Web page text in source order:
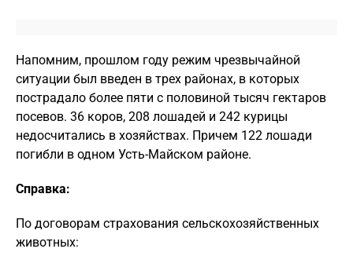
Напомним, прошлом году режим чрезвычайной
ситуации был введен в трех районах, в которых
пострадало более пяти с половиной тысяч гектаров
посевов. 36 коров, 208 лошадей и 242 курицы
недосчитались в хозяйствах. Причем 122 лошади
погибли в одном Усть-Майском районе.
Справка:
По договорам страхования сельскохозяйственных
животных: